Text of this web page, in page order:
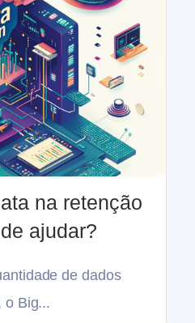
na retenção
ajudar?
de dados
o Big...